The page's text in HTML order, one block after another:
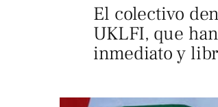
El colectivo
UKLFI, que
inmediato y